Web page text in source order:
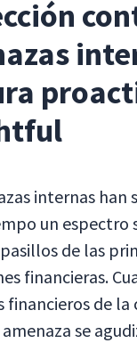
internas han
un espectro
de las
financieras.
financieros de la
se